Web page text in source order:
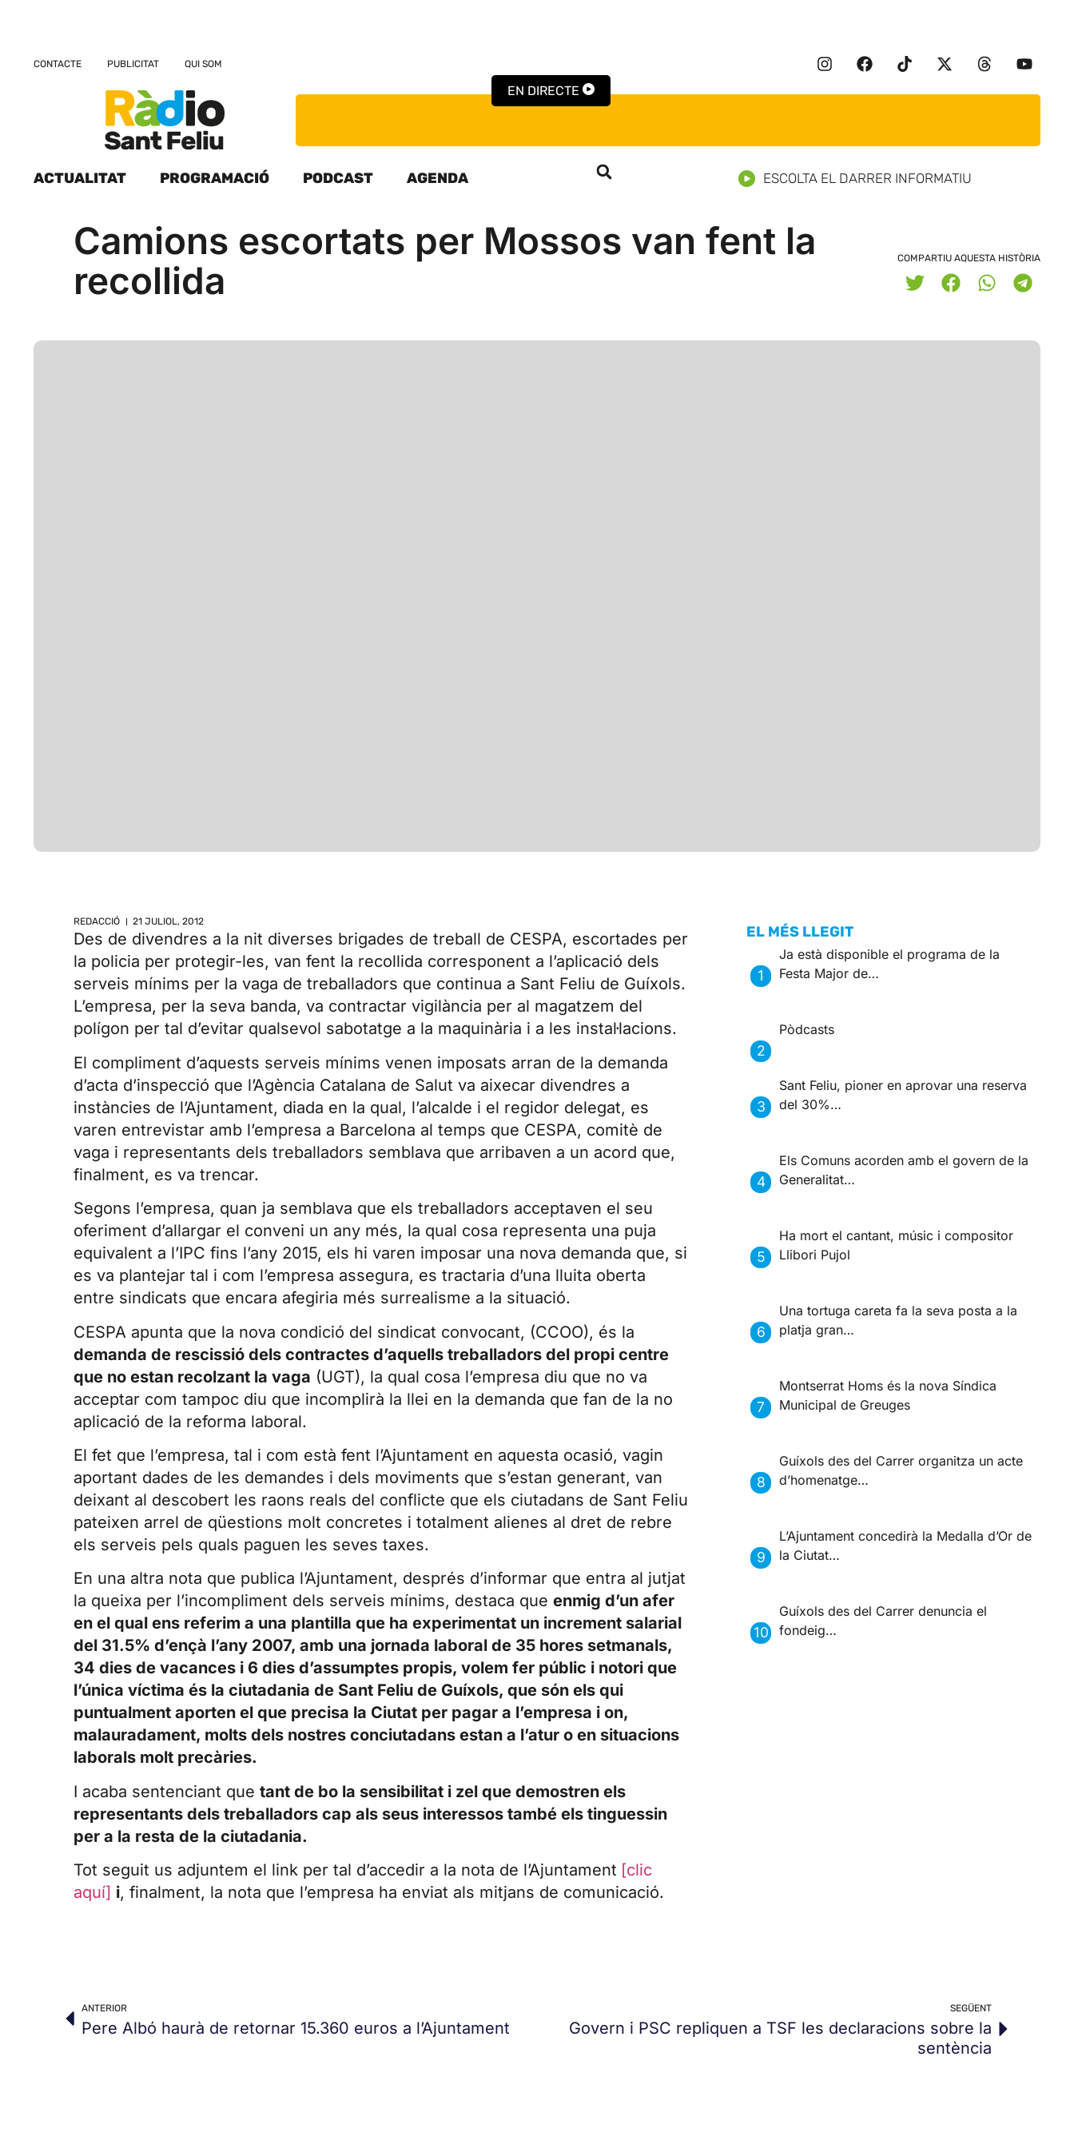
CONTACTE PUBLICITAT QUI SOM
EN DIRECTE
ACTUALITAT PROGRAMACIÓ PODCAST AGENDA ESCOLTA EL DARRER INFORMATIU
Camions escortats per Mossos van fent la
recollida
COMPARTIU AQUESTA HISTÒRIA
REDACCIÓ 21 JULIOL, 2012
Des de divendres a la nit diverses brigades de treball de CESPA, escortades per
la policia per protegir-les, van fent la recollida corresponent a l’aplicació dels
serveis mínims per la vaga de treballadors que continua a Sant Feliu de Guíxols.
L’empresa, per la seva banda, va contractar vigilància per al magatzem del
polígon per tal d’evitar qualsevol sabotatge a la maquinària i a les instal·lacions.
El compliment d’aquests serveis mínims venen imposats arran de la demanda
d’acta d’inspecció que l’Agència Catalana de Salut va aixecar divendres a
instàncies de l’Ajuntament, diada en la qual, l’alcalde i el regidor delegat, es
varen entrevistar amb l’empresa a Barcelona al temps que CESPA, comitè de
vaga i representants dels treballadors semblava que arribaven a un acord que,
finalment, es va trencar.
Segons l’empresa, quan ja semblava que els treballadors acceptaven el seu
oferiment d’allargar el conveni un any més, la qual cosa representa una puja
equivalent a l’IPC fins l’any 2015, els hi varen imposar una nova demanda que, si
es va plantejar tal i com l’empresa assegura, es tractaria d’una lluita oberta
entre sindicats que encara afegiria més surrealisme a la situació.
CESPA apunta que la nova condició del sindicat convocant, (CCOO), és la
demanda de rescissió dels contractes d’aquells treballadors del propi centre
que no estan recolzant la vaga (UGT), la qual cosa l’empresa diu que no va
acceptar com tampoc diu que incomplirà la llei en la demanda que fan de la no
aplicació de la reforma laboral.
El fet que l’empresa, tal i com està fent l’Ajuntament en aquesta ocasió, vagin
aportant dades de les demandes i dels moviments que s’estan generant, van
deixant al descobert les raons reals del conflicte que els ciutadans de Sant Feliu
pateixen arrel de qüestions molt concretes i totalment alienes al dret de rebre
els serveis pels quals paguen les seves taxes.
En una altra nota que publica l’Ajuntament, després d’informar que entra al jutjat
la queixa per l’incompliment dels serveis mínims, destaca que enmig d’un afer
en el qual ens referim a una plantilla que ha experimentat un increment salarial
del 31.5% d’ençà l’any 2007, amb una jornada laboral de 35 hores setmanals,
34 dies de vacances i 6 dies d’assumptes propis, volem fer públic i notori que
l’única víctima és la ciutadania de Sant Feliu de Guíxols, que són els qui
puntualment aporten el que precisa la Ciutat per pagar a l’empresa i on,
malauradament, molts dels nostres conciutadans estan a l’atur o en situacions
laborals molt precàries.
I acaba sentenciant que tant de bo la sensibilitat i zel que demostren els
representants dels treballadors cap als seus interessos també els tinguessin
per a la resta de la ciutadania.
Tot seguit us adjuntem el link per tal d’accedir a la nota de l’Ajuntament [clic
aquí] i, finalment, la nota que l’empresa ha enviat als mitjans de comunicació.
EL MÉS LLEGIT
Ja està disponible el programa de la
Festa Major de…
Pòdcasts
Sant Feliu, pioner en aprovar una reserva
del 30%…
Els Comuns acorden amb el govern de la
Generalitat…
Ha mort el cantant, músic i compositor
Llibori Pujol
Una tortuga careta fa la seva posta a la
platja gran…
Montserrat Homs és la nova Síndica
Municipal de Greuges
Guíxols des del Carrer organitza un acte
d’homenatge…
L’Ajuntament concedirà la Medalla d’Or de
la Ciutat…
Guíxols des del Carrer denuncia el
fondeig…
ANTERIOR
Pere Albó haurà de retornar 15.360 euros a l’Ajuntament
SEGÜENT
Govern i PSC repliquen a TSF les declaracions sobre la
sentència